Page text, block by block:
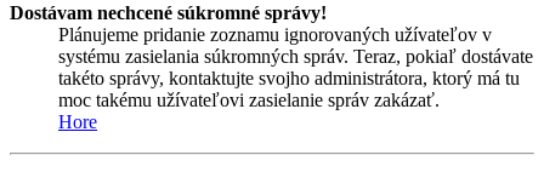
Dostávam nechcené súkromné správy!
Plánujeme pridanie zoznamu ignorovaných užívateľov v
systému zasielania súkromných správ. Teraz, pokiaľ dostávate
takéto správy, kontaktujte svojho administrátora, ktorý má tu
moc takému užívateľovi zasielanie správ zakázať.
Hore